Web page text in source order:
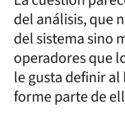
del análisis, que
del sistema sino
operadores que
le gusta definir
forme parte de